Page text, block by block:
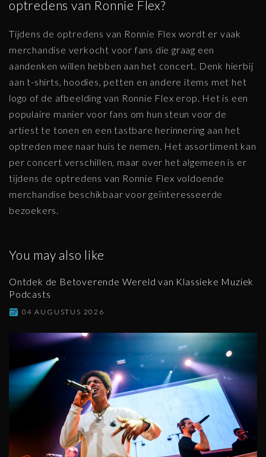
optredens van Ronnie Flex?
Tijdens de optredens van Ronnie Flex wordt er vaak
merchandise verkocht voor fans die graag een
aandenken willen hebben aan het concert. Denk hierbij
aan t-shirts, hoodies, petten en andere items met het
logo of de afbeelding van Ronnie Flex erop. Het is een
populaire manier voor fans om hun steun voor de
artiest te tonen en een tastbare herinnering aan het
optreden mee naar huis te nemen. Het assortiment kan
per concert verschillen, maar over het algemeen is er
tijdens de optredens van Ronnie Flex voldoende
merchandise beschikbaar voor geïnteresseerde
bezoekers.
You may also like
Ontdek de Betoverende Wereld van Klassieke Muziek
Podcasts
04 AUGUSTUS 2026